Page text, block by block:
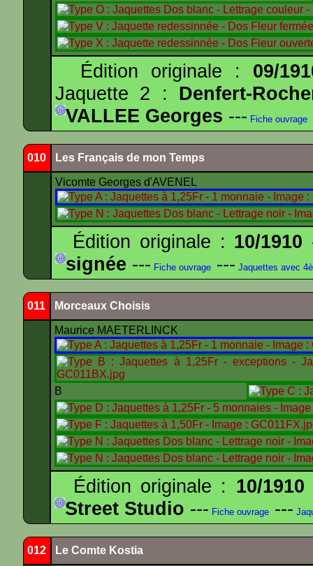
Édition originale : 09/
Jaquette 2 : Denfert-
VALLEE Georges --- Fiche ouvrage
010 Les Français de mon Temps
Vicomte Georges d'AVENEL
Édition originale : 10/1910
signée --- Fiche ouvrage --- Jaquettes avec
011 Morceaux Choisis
Maurice MAETERLINCK
B
Édition originale : 10/1910
Street Studio --- Fiche ouvrage ---
012 Le Comte Kostia